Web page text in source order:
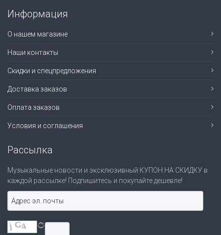
Информация
О нашем магазине
Наши контакты
Скидки и спецпредложения
Доставка заказов
Оплата заказов
Условия и соглашения
Рассылка
Музыкальные новости и эксклюзивный КУПОН НА СКИДКУ в
каждой рассылке! Подпишитесь и покупайте дешевле!